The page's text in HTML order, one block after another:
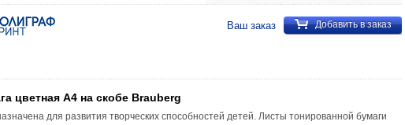
Ваш заказ Добавить в заказ
цветная А4 на скобе Brauberg
для развития творческих способностей детей. Листы тонированной бумаги